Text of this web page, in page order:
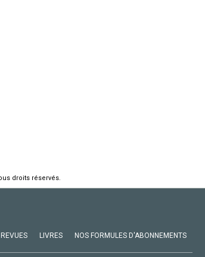
droits réservés.
REVUES LIVRES NOS FORMULES D'ABONNEMENTS